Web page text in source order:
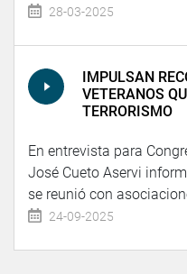
28-03-2025
IMPULSAN
VETERANOS
TERRORISMO
En entrevista para
José Cueto Aservi
se reunió con
24-09-2025